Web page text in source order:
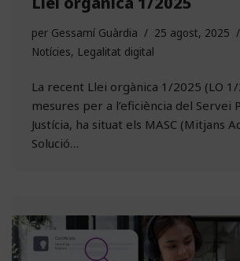
per Gessamí Guàrdia
25 agost, 2025
Notícies, Legalitat digital
La recent Llei orgànica 1/2025 (LO
mesures per a l’eficiència del Servei
Justícia, ha situat els MASC (Mitjans
Solució…